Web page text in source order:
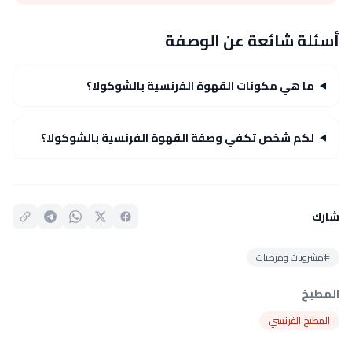
أسئلة شائعة عن الوصفة
ما هي مكونات القهوة الفرنسية بالشوكولا؟
لكم شخص تكفي وصفة القهوة الفرنسية بالشوكولا؟
شارك
#مشروبات ومرطبات
المطبخ
المطبخ الفرنسي